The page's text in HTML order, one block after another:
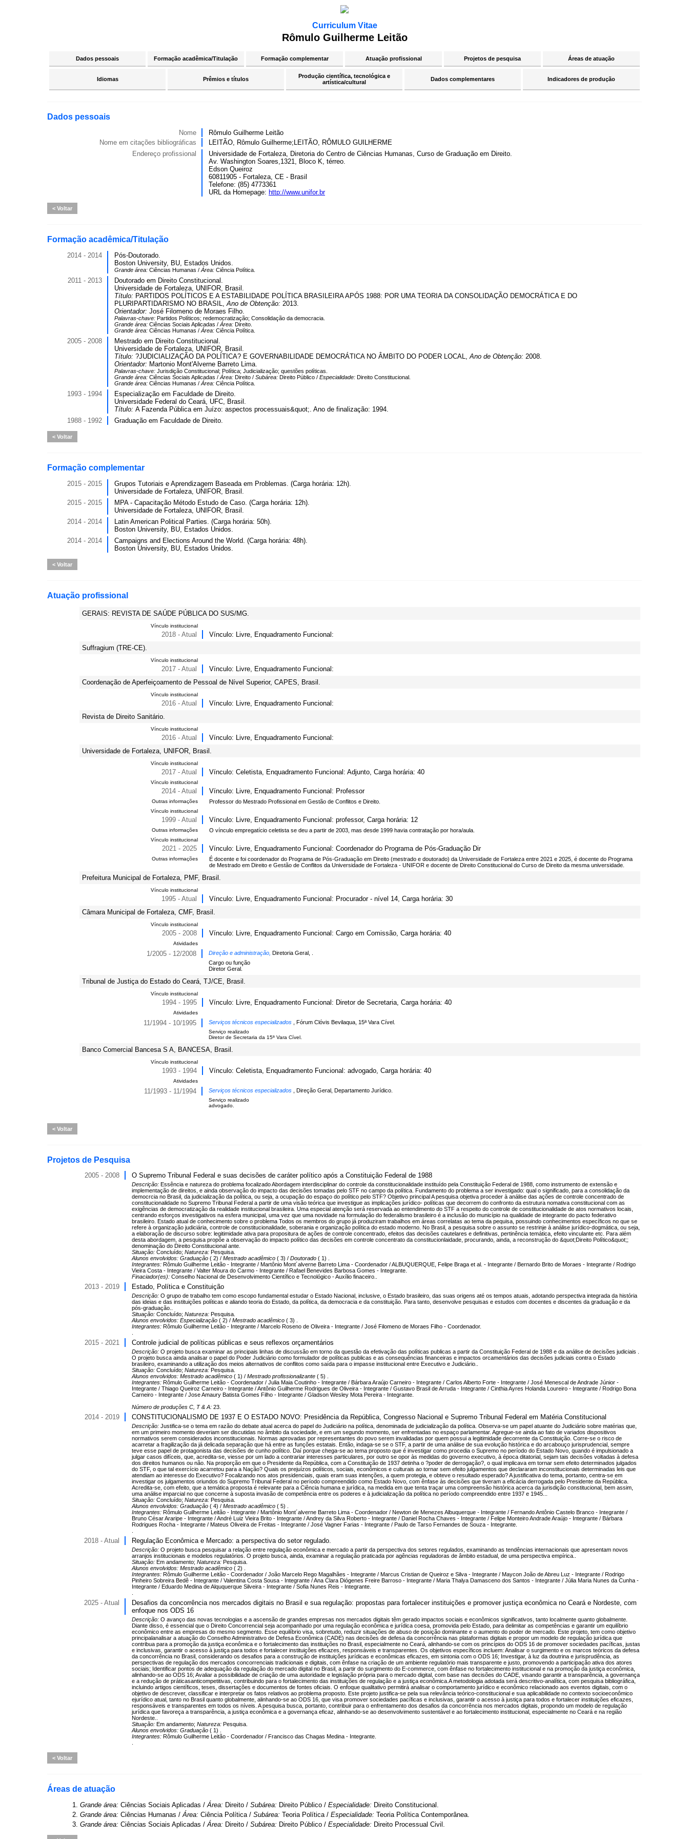
Curriculum Vitae
Rômulo Guilherme Leitão
Dados pessoais Formação acadêmica/Titulação Formação complementar Atuação profissional Projetos de pesquisa Áreas de atuação
Idiomas Prêmios e títulos
Produção científica, tecnológica e
artística/cultural
Dados complementares Indicadores de produção
Dados pessoais
Nome
Rômulo Guilherme Leitão
Nome em citações bibliográficas
LEITÃO, Rômulo Guilherme;LEITÃO, RÔMULO GUILHERME
Endereço profissional
Universidade de Fortaleza, Diretoria do Centro de Ciências Humanas, Curso de Graduação em Direito.
Av. Washington Soares,1321, Bloco K, térreo.
Edson Queiroz
60811905 - Fortaleza, CE - Brasil
Telefone: (85) 4773361
URL da Homepage: http://www.unifor.br
Voltar
Formação acadêmica/Titulação
2014 - 2014
Pós-Doutorado.
Boston University, BU, Estados Unidos.
Grande área: Ciências Humanas / Área: Ciência Política.
2011 - 2013
Doutorado em Direito Constitucional.
Universidade de Fortaleza, UNIFOR, Brasil.
Título: PARTIDOS POLÍTICOS E A ESTABILIDADE POLÍTICA BRASILEIRA APÓS 1988: POR UMA TEORIA DA CONSOLIDAÇÃO DEMOCRÁTICA E DO
PLURIPARTIDARISMO NO BRASIL,Ano de Obtenção: 2013.
Orientador: José Filomeno de Moraes Filho.
Palavras-chave: Partidos Políticos; redemocratização; Consolidação da democracia.
Grande área: Ciências Sociais Aplicadas / Área: Direito.
Grande área: Ciências Humanas / Área: Ciência Política.
2005 - 2008
Mestrado em Direito Constitucional.
Universidade de Fortaleza, UNIFOR, Brasil.
Título: ?JUDICIALIZAÇÃO DA POLÍTICA? E GOVERNABILIDADE DEMOCRÁTICA NO ÂMBITO DO PODER LOCAL,Ano de Obtenção: 2008.
Orientador: Martonio Mont'Alverne Barreto Lima.
Palavras-chave: Jurisdição Constitucional; Política; Judicialização; questões políticas.
Grande área: Ciências Sociais Aplicadas / Área: Direito / Subárea: Direito Público / Especialidade: Direito Constitucional.
Grande área: Ciências Humanas / Área: Ciência Política.
1993 - 1994
Especialização em Faculdade de Direito.
Universidade Federal do Ceará, UFC, Brasil.
Título: A Fazenda Pública em Juízo: aspectos processuais&quot;. Ano de finalização: 1994.
1988 - 1992
Graduação em Faculdade de Direito.
Voltar
Formação complementar
2015 - 2015
Grupos Tutoriais e Aprendizagem Baseada em Problemas. (Carga horária: 12h).
Universidade de Fortaleza, UNIFOR, Brasil.
2015 - 2015
MPA - Capacitação Método Estudo de Caso. (Carga horária: 12h).
Universidade de Fortaleza, UNIFOR, Brasil.
2014 - 2014
Latin American Political Parties. (Carga horária: 50h).
Boston University, BU, Estados Unidos.
2014 - 2014
Campaigns and Elections Around the World. (Carga horária: 48h).
Boston University, BU, Estados Unidos.
Voltar
Atuação profissional
GERAIS: REVISTA DE SAÚDE PÚBLICA DO SUS/MG.
Vínculo institucional
2018 - Atual
Vínculo: Livre, Enquadramento Funcional:
Suffragium (TRE-CE).
Vínculo institucional
2017 - Atual
Vínculo: Livre, Enquadramento Funcional:
Coordenação de Aperfeiçoamento de Pessoal de Nível Superior, CAPES, Brasil.
Vínculo institucional
2016 - Atual
Vínculo: Livre, Enquadramento Funcional:
Revista de Direito Sanitário.
Vínculo institucional
2016 - Atual
Vínculo: Livre, Enquadramento Funcional:
Universidade de Fortaleza, UNIFOR, Brasil.
Vínculo institucional
2017 - Atual Vínculo: Celetista, Enquadramento Funcional: Adjunto, Carga horária: 40
Vínculo institucional
2014 - Atual Vínculo: Livre, Enquadramento Funcional: Professor
Outras informações Professor do Mestrado Profissional em Gestão de Conflitos e Direito.
Vínculo institucional
1999 - Atual Vínculo: Livre, Enquadramento Funcional: professor, Carga horária: 12
Outras informações O vínculo empregatício celetista se deu a partir de 2003, mas desde 1999 havia contratação por hora/aula.
Vínculo institucional
2021 - 2025 Vínculo: Livre, Enquadramento Funcional: Coordenador do Programa de Pós-Graduação Dir
Outras informações
É docente e foi coordenador do Programa de Pós-Graduação em Direito (mestrado e doutorado) da Universidade de Fortaleza entre 2021 e 2025, é docente do Programa
de Mestrado em Direito e Gestão de Conflitos da Universidade de Fortaleza - UNIFOR e docente de Direito Constitucional do Curso de Direito da mesma universidade.
Prefeitura Municipal de Fortaleza, PMF, Brasil.
Vínculo institucional
1995 - Atual
Vínculo: Livre, Enquadramento Funcional: Procurador - nível 14, Carga horária: 30
Câmara Municipal de Fortaleza, CMF, Brasil.
Vínculo institucional
2005 - 2008 Vínculo: Livre, Enquadramento Funcional: Cargo em Comissão, Carga horária: 40
Atividades
1/2005 - 12/2008 Direção e administração, Diretoria Geral, .
Cargo ou função
Diretor Geral.
Tribunal de Justiça do Estado do Ceará, TJ/CE, Brasil.
Vínculo institucional
1994 - 1995 Vínculo: Livre, Enquadramento Funcional: Diretor de Secretaria, Carga horária: 40
Atividades
11/1994 - 10/1995 Serviços técnicos especializados , Fórum Clóvis Bevilaqua, 15ª Vara Cível.
Serviço realizado
Diretor de Secretaria da 15ª Vara Cível.
Banco Comercial Bancesa S A, BANCESA, Brasil.
Vínculo institucional
1993 - 1994 Vínculo: Celetista, Enquadramento Funcional: advogado, Carga horária: 40
Atividades
11/1993 - 11/1994 Serviços técnicos especializados , Direção Geral, Departamento Jurídico.
Serviço realizado
advogado.
Voltar
Projetos de Pesquisa
2005 - 2008 O Supremo Tribunal Federal e suas decisões de caráter político após a Constituição Federal de 1988
Descrição: Essência e natureza do problema focalizado Abordagem interdisciplinar do controle da constitucionalidade instituído pela Constituição Federal de 1988, como instrumento de extensão e
implementação de direitos, e ainda observação do impacto das decisões tomadas pelo STF no campo da política. Fundamento do problema a ser investigado: qual o significado, para a consolidação da
democrcia no Brasil, da judicialização da política, ou seja, a ocupação do espaço do político pelo STF? Objetivo principal A pesquisa objetiva proceder à análise das ações de controle concentrado de
constitucionalidade no Supremo Tribunal Federal a partir de uma visão teórica que investigue as implicações jurídico- políticas que decorrem do confronto da estrutura nomativa constitucional com as
exigências de democratização da realidade institucional brasileira. Uma especial atenção será reservada ao entendimento do STF a respeito do controle de constitucionalidade de atos normativos locais,
centrando esforços investigativos na esfera municipal, uma vez que uma novidade na formulação do federalismo brasileiro é a inclusão do município na qualidade de integrante do pacto federativo
brasileiro. Estado atual de conhecimento sobre o problema Todos os membros do grupo já produziram trabalhos em áreas correlatas ao tema da pequisa, possuindo conhecimentos específicos no que se
refere à organização judiciária, controle de constitucionalidade, soberania e organização política do estado moderno. No Brasil, a pesquisa sobre o assunto se restrinje à análise jurídico-dogmática, ou seja,
a elaboração de discurso sobre: legitimidade ativa para propositura de ações de controle concentrado, efeitos das decisões cautelares e definitivas, pertinência temática, efeito vinculante etc. Para além
desta abordagem, a pesquisa propõe a observação do impacto político das decisões em controle concentrato da constitucionlaidade, procurando, ainda, a reconstrução do &quot;Direito Político&quot;;
denominação do Direito Constitucional ante.
Situação: Concluído; Natureza: Pesquisa.
Alunos envolvidos: Graduação ( 2) / Mestrado acadêmico ( 3) / Doutorado ( 1) .
Integrantes: Rômulo Guilherme Leitão - Integrante / Martônio Mont´alverne Barreto Lima - Coordenador / ALBUQUERQUE, Felipe Braga et al. - Integrante / Bernardo Brito de Moraes - Integrante / Rodrigo
Vieira Costa - Integrante / Valter Moura do Carmo - Integrante / Rafael Benevides Barbosa Gomes - Integrante.
Finaciador(es): Conselho Nacional de Desenvolvimento Científico e Tecnológico - Auxílio finaceiro..
2013 - 2019 Estado, Política e Constituição
Descrição: O grupo de trabalho tem como escopo fundamental estudar o Estado Nacional, inclusive, o Estado brasileiro, das suas origens até os tempos atuais, adotando perspectiva integrada da história
das ideias e das instituições políticas e aliando teoria do Estado, da política, da democracia e da constituição. Para tanto, desenvolve pesquisas e estudos com docentes e discentes da graduação e da
pós-graduação..
Situação: Concluído; Natureza: Pesquisa.
Alunos envolvidos: Especialização ( 2) / Mestrado acadêmico ( 3) .
Integrantes: Rômulo Guilherme Leitão - Integrante / Marcelo Roseno de Oliveira - Integrante / José Filomeno de Moraes Filho - Coordenador.
2015 - 2021 Controle judicial de políticas públicas e seus reflexos orçamentários
Descrição: O projeto busca examinar as principais linhas de discussão em torno da questão da efetivação das políticas publicas a partir da Constituição Federal de 1988 e da análise de decisões judiciais .
O projeto busca ainda analisar o papel do Poder Judiciário como formulador de políticas publicas e as consequências financeiras e impactos orcamentários das decisões judiciais contra o Estado
brasileiro, examinando a utilização dos meios alternativos de conflitos como saída para o impasse institucional entre Executivo e Judiciário..
Situação: Concluído; Natureza: Pesquisa.
Alunos envolvidos: Mestrado acadêmico ( 1) / Mestrado profissionalizante ( 5) .
Integrantes: Rômulo Guilherme Leitão - Coordenador / Julia Maia Coutinho - Integrante / Bárbara Araújo Carneiro - Integrante / Carlos Alberto Forte - Integrante / José Menescal de Andrade Júnior -
Integrante / Thiago Queiroz Carneiro - Integrante / Antônio Guilherme Rodrigues de Oliveira - Integrante / Gustavo Brasil de Arruda - Integrante / Cinthia Ayres Holanda Loureiro - Integrante / Rodrigo Bona
Carneiro - Integrante / Jose Amaury Batista Gomes Filho - Integrante / Gladson Wesley Mota Pereira - Integrante.
Número de produções C, T & A: 23.
2014 - 2019 CONSTITUCIONALISMO DE 1937 E O ESTADO NOVO: Presidência da República, Congresso Nacional e Supremo Tribunal Federal em Matéria Constitucional
Descrição: Justifica-se o tema em razão do debate atual acerca do papel do Judiciário na política, denominada de judicialização da política. Observa-se um papel atuante do Judiciário sobre matérias que,
em um primeiro momento deveriam ser discutidas no âmbito da sociedade, e em um segundo momento, ser enfrentadas no espaço parlamentar. Agregue-se ainda ao fato de variados dispositivos
normativos serem considerados inconstitucionais. Normas aprovadas por representantes do povo serem invalidadas por quem possui a legitimidade decorrente da Constituição. Corre-se o risco de
acarretar a fragilização da já delicada separação que há entre as funções estatais. Então, indaga-se se o STF, a partir de uma análise de sua evolução histórica e do arcabouço jurisprudencial, sempre
teve esse papel de protagonista das decisões de cunho político. Daí porque chega-se ao tema proposto que é investigar como procedia o Supremo no período do Estado Novo, quando é impulsionado a
julgar casos difíceis, que, acredita-se, viesse por um lado a contrariar interesses particulares, por outro se opor às medidas do governo executivo, à época ditatorial, sejam tais decisões voltadas à defesa
dos direitos humanos ou não. Na proporção em que o Presidente da República, com a Constituição de 1937 detinha o ?poder de derrogação?, o qual implicava em tornar sem efeito determinados julgados
do STF, o que tal exercício acarretou para a Nação? Quais os prejuízos políticos, sociais, econômicos e culturais ao tornar sem efeito julgamentos que declararam inconstitucionais determinadas leis que
atendiam ao interesse do Executivo? Focalizando nos atos presidenciais, quais eram suas intenções, a quem protegia, e obteve o resultado esperado? A justificativa do tema, portanto, centra-se em
investigar os julgamentos oriundos do Supremo Tribunal Federal no período compreendido como Estado Novo, com ênfase às decisões que tiveram a eficácia derrogada pelo Presidente da República.
Acredita-se, com efeito, que a temática proposta é relevante para a Ciência humana e jurídica, na medida em que tenta traçar uma compreensão histórica acerca da jurisdição constitucional, bem assim,
uma análise imparcial no que concerne à suposta invasão de competência entre os poderes e à judicialização da política no período compreendido entre 1937 e 1945...
Situação: Concluído; Natureza: Pesquisa.
Alunos envolvidos: Graduação ( 4) / Mestrado acadêmico ( 5) .
Integrantes: Rômulo Guilherme Leitão - Integrante / Martônio Mont´alverne Barreto Lima - Coordenador / Newton de Menezes Albuquerque - Integrante / Fernando Antônio Castelo Branco - Integrante /
Bruno César Araripe - Integrante / André Luiz Vieira Brito - Integrante / Andrey da Silva Roberto - Integrante / Daniel Rocha Chaves - Integrante / Felipe Monteiro Andrade Araújo - Integrante / Bárbara
Rodrigues Rocha - Integrante / Mateus Oliveira de Freitas - Integrante / José Vagner Farias - Integrante / Paulo de Tarso Fernandes de Souza - Integrante.
2018 - Atual Regulação Econômica e Mercado: a perspectiva do setor regulado.
Descrição: O projeto busca pesquisar a relação entre regulação econômica e mercado a partir da perspectiva dos setores regulados, examinando as tendências internacionais que apresentam novos
arranjos institucionais e modelos regulatórios. O projeto busca, ainda, examinar a regulação praticada por agências reguladoras de âmbito estadual, de uma perspectiva empírica..
Situação: Em andamento; Natureza: Pesquisa.
Alunos envolvidos: Mestrado acadêmico ( 2) .
Integrantes: Rômulo Guilherme Leitão - Coordenador / João Marcelo Rego Magalhães - Integrante / Marcus Cristian de Queiroz e Silva - Integrante / Maycon João de Abreu Luz - Integrante / Rodrigo
Pinheiro Sobreira Bedê - Integrante / Valentina Costa Sousa - Integrante / Ana Clara Diógenes Freire Barroso - Integrante / Maria Thalya Damasceno dos Santos - Integrante / Júlia Maria Nunes da Cunha -
Integrante / Eduardo Medina de Alququerque Silveira - Integrante / Sofia Nunes Reis - Integrante.
2025 - Atual
Desafios da concorrência nos mercados digitais no Brasil e sua regulação: propostas para fortalecer instituições e promover justiça econômica no Ceará e Nordeste, com
enfoque nos ODS 16
Descrição: O avanço das novas tecnologias e a ascensão de grandes empresas nos mercados digitais têm gerado impactos sociais e econômicos significativos, tanto localmente quanto globalmente.
Diante disso, é essencial que o Direito Concorrencial seja acompanhado por uma regulação econômica e jurídica coesa, promovida pelo Estado, para delimitar as competências e garantir um equilíbrio
econômico entre as empresas do mesmo segmento. Esse equilíbrio visa, sobretudo, reduzir situações de abuso de posição dominante e o aumento do poder de mercado. Este projeto, tem como objetivo
principalanalisar a atuação do Conselho Administrativo de Defesa Econômica (CADE) nas decisões de defesa da concorrência nas plataformas digitais e propor um modelo de regulação jurídica que
contribua para a promoção da justiça econômica e o fortalecimento das instituições no Brasil, especialmente no Ceará, alinhando-se com os princípios do ODS 16 de promover sociedades pacíficas, justas
e inclusivas, garantir o acesso à justiça para todos e fortalecer instituições eficazes, responsáveis e transparentes. Os objetivos específicos incluem: Analisar o surgimento e os marcos teóricos da defesa
da concorrência no Brasil, considerando os desafios para a construção de instituições jurídicas e econômicas eficazes, em sintonia com o ODS 16; Investigar, à luz da doutrina e jurisprudência, as
perspectivas de regulação dos mercados concorrenciais tradicionais e digitais, com ênfase na criação de um ambiente regulatório mais transparente e justo, promovendo a participação ativa dos atores
sociais; Identificar pontos de adequação da regulação do mercado digital no Brasil, a partir do surgimento do E-commerce, com ênfase no fortalecimento institucional e na promoção da justiça econômica,
alinhando-se ao ODS 16; Avaliar a possibilidade de criação de uma autoridade e legislação própria para o mercado digital, com base nas decisões do CADE, visando garantir a transparência, a governança
e a redução de práticasanticompetitivas, contribuindo para o fortalecimento das instituições de regulação e a justiça econômica.A metodologia adotada será descritivo-analítica, com pesquisa bibliográfica,
incluindo artigos científicos, teses, dissertações e documentos de fontes oficiais. O enfoque qualitativo permitirá analisar o comportamento jurídico e econômico relacionado aos eventos digitais, com o
objetivo de descrever, classificar e interpretar os fatos relativos ao problema proposto. Este projeto justifica-se pela sua relevância teórico-constitucional e sua aplicabilidade no contexto socioeconômico
ejurídico atual, tanto no Brasil quanto globalmente, alinhando-se ao ODS 16, que visa promover sociedades pacíficas e inclusivas, garantir o acesso à justiça para todos e fortalecer instituições eficazes,
responsáveis e transparentes em todos os níveis. A pesquisa busca, portanto, contribuir para o enfrentamento dos desafios da concorrência nos mercados digitais, propondo um modelo de regulação
jurídica que favoreça a transparência, a justiça econômica e a governança eficaz, alinhando-se ao desenvolvimento sustentável e ao fortalecimento institucional, especialmente no Ceará e na região
Nordeste..
Situação: Em andamento; Natureza: Pesquisa.
Alunos envolvidos: Graduação ( 1) .
Integrantes: Rômulo Guilherme Leitão - Coordenador / Francisco das Chagas Medina - Integrante.
Voltar
Áreas de atuação
1. Grande área: Ciências Sociais Aplicadas /Área: Direito / Subárea: Direito Público / Especialidade: Direito Constitucional.
2. Grande área: Ciências Humanas /Área: Ciência Política / Subárea: Teoria Política / Especialidade: Teoria Política Contemporânea.
3. Grande área: Ciências Sociais Aplicadas /Área: Direito / Subárea: Direito Público / Especialidade: Direito Processual Civil.